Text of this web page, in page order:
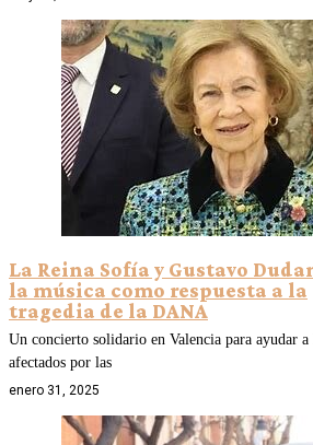
La Reina Sofía y Gustavo
la música como respuesta a la
tragedia de la DANA
Un concierto solidario en Valencia para ayudar a
afectados por las
enero 31, 2025